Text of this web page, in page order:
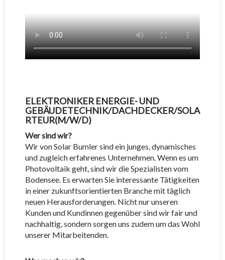
ELEKTRONIKER ENERGIE- UND
GEBÄUDETECHNIK/DACHDECKER/SOLA
RTEUR(M/W/D)
Wer sind wir?
Wir von Solar Bumler sind ein junges, dynamisches
und zugleich erfahrenes Unternehmen. Wenn es um
Photovoltaik geht, sind wir die Spezialisten vom
Bodensee. Es erwarten Sie interessante Tätigkeiten
in einer zukunftsorientierten Branche mit täglich
neuen Herausforderungen. Nicht nur unseren
Kunden und Kundinnen gegenüber sind wir fair und
nachhaltig, sondern sorgen uns zudem um das Wohl
unserer Mitarbeitenden.